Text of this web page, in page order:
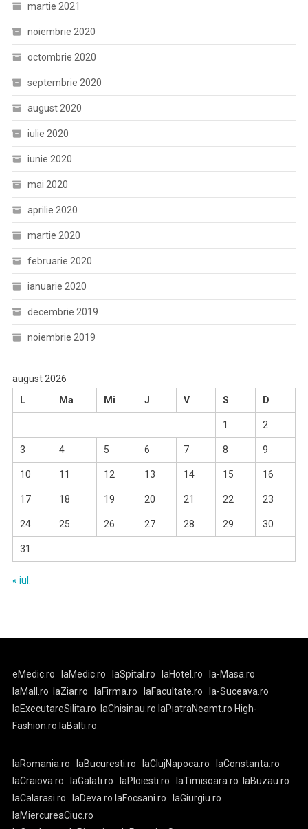
martie 2021
noiembrie 2020
octombrie 2020
septembrie 2020
august 2020
iulie 2020
iunie 2020
mai 2020
aprilie 2020
martie 2020
februarie 2020
ianuarie 2020
decembrie 2019
noiembrie 2019
august 2026
L
Ma Mi J V S D
1 2
3 4 5 6 7 8 9
10 11 12 13 14 15 16
17 18 19 20 21 22 23
24 25 26 27 28 29 30
31
« iul.
eMedic.ro laMedic.ro laSpital.ro laHotel.ro
la-Masa.ro
laMall.ro
laZiar.ro laFirma.ro laFacultate.ro
la-Suceava.ro
laExecutareSilita.ro
laChisinau.ro laPiatraNeamt.ro High-
Fashion.ro laBalti.ro
laRomania.ro laBucuresti.ro laClujNapoca.ro
laConstanta.ro
laCraiova.ro
laGalati.ro laPloiesti.ro laTimisoara.ro
laBuzau.ro
laCalarasi.ro
laDeva.ro laFocsani.ro
laGiurgiu.ro
laMiercureaCiuc.ro